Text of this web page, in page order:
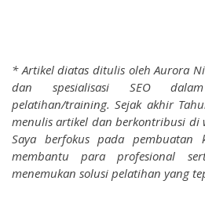
* Artikel diatas ditulis oleh Aurora
dan spesialisasi SEO
pelatihan/training. Sejak akhir
menulis artikel dan berkontribusi di
Saya berfokus pada pembuatan
membantu para profesional
menemukan solusi pelatihan yang